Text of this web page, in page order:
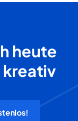
heute
kreativ